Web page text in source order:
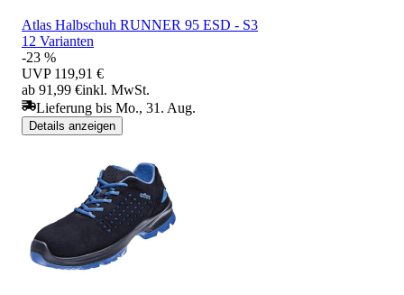
Atlas Halbschuh RUNNER 95 ESD - S3
12 Varianten
-23 %
UVP 119,91 €
ab 91,99 €inkl. MwSt.
Lieferung bis Mo., 31. Aug.
Details anzeigen